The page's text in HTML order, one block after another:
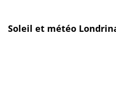
Soleil et météo